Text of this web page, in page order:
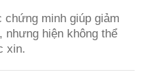
chứng minh giúp giảm
nhưng hiện không thể
xin.